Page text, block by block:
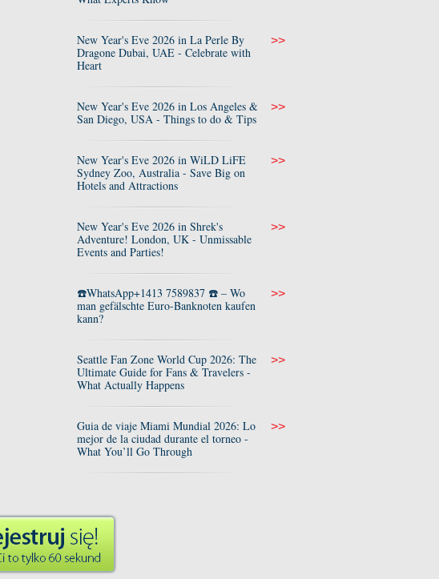
New Year's Eve 2026 in La Perle By
Dragone Dubai, UAE - Celebrate with
Heart
>>
New Year's Eve 2026 in Los Angeles &
San Diego, USA - Things to do & Tips
>>
New Year's Eve 2026 in WiLD LiFE
Sydney Zoo, Australia - Save Big on
Hotels and Attractions
>>
New Year's Eve 2026 in Shrek's
Adventure! London, UK - Unmissable
Events and Parties!
>>
☎️WhatsApp+1413 7589837 ☎️ – Wo
man gefälschte Euro-Banknoten kaufen
kann?
>>
Seattle Fan Zone World Cup 2026: The
Ultimate Guide for Fans & Travelers -
What Actually Happens
>>
Guia de viaje Miami Mundial 2026: Lo
mejor de la ciudad durante el torneo -
What You’ll Go Through
>>